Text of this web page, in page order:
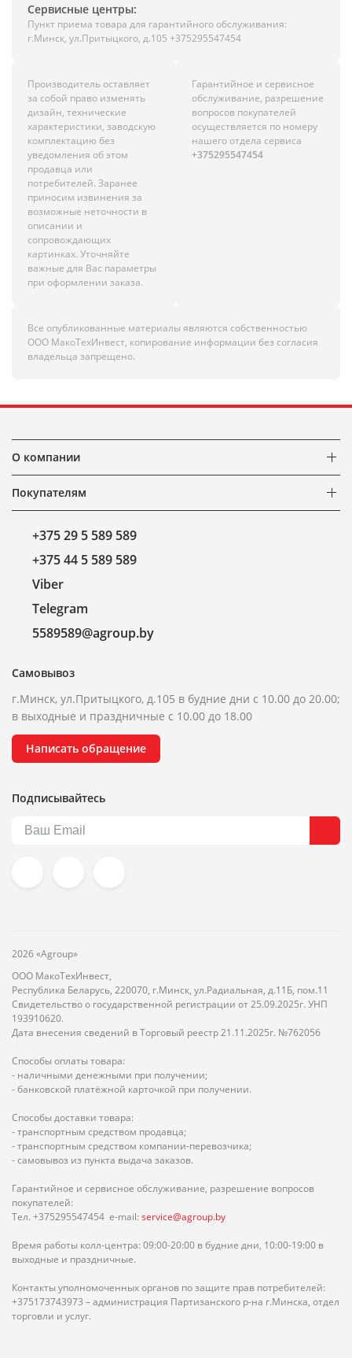
Сервисные центры:
Пункт приема товара для гарантийного обслуживания:
г.Минск, ул.Притыцкого, д.105 +375295547454
Производитель оставляет
за собой право изменять
дизайн, технические
характеристики, заводскую
комплектацию без
уведомления об этом
продавца или
потребителей. Заранее
приносим извинения за
возможные неточности в
описании и
сопровождающих
картинках. Уточняйте
важные для Вас параметры
при оформлении заказа.
Гарантийное и сервисное
обслуживание, разрешение
вопросов покупателей
осуществляется по номеру
нашего отдела сервиса
+375295547454
Все опубликованные материалы являются собственностью
ООО МакоТехИнвест, копирование информации без согласия
владельца запрещено.
О компании
Покупателям
+375 29 5 589 589
+375 44 5 589 589
Viber
Telegram
5589589@agroup.by
Самовывоз
г.Минск, ул.Притыцкого, д.105 в будние дни с 10.00 до 20.00;
в выходные и праздничные с 10.00 до 18.00
Написать обращение
Подписывайтесь
2026 «Agroup»
ООО МакоТехИнвест,
Республика Беларусь, 220070, г.Минск, ул.Радиальная, д.11Б, пом.11
Свидетельство о государственной регистрации от 25.09.2025г. УНП
193910620.
Дата внесения сведений в Торговый реестр 21.11.2025г. №762056
Способы оплаты товара:
- наличными денежными при получении;
- банковской платёжной карточкой при получении.
Способы доставки товара:
- транспортным средством продавца;
- транспортным средством компании-перевозчика;
- самовывоз из пункта выдача заказов.
Гарантийное и сервисное обслуживание, разрешение вопросов
покупателей:
Тел. +375295547454 e-mail: service@agroup.by
Время работы колл-центра: 09:00-20:00 в будние дни, 10:00-19:00 в
выходные и праздничные.
Контакты уполномоченных органов по защите прав потребителей:
+375173743973 – администрация Партизанского р-на г.Минска, отдел
торговли и услуг.